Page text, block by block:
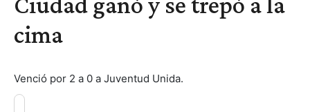
cima
Venció por 2 a 0 a Juventud Unida.